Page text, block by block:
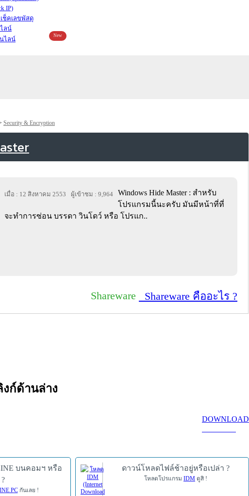
IP)
เช็คเลขพัสดุ
ลน์
ไลน์
New
Security & Encryption
เมื่อ : 12 สิงหาคม 2553 ผู้เข้าชม : 9,964
Windows Hide Master : สำหรับ
โปรแกรมนี้นะครับ มันมีหน้าที่ที่
จะทำการซ่อน บรรดา วินโดว์ หรือ โปรแก..
Shareware Shareware คืออะไร ?
ก์ด้านล่าง
DOWNLOAD
บนคอมฯ หรือ
PCกันเลย !
ดาวน์โหลดไฟล์ช้าอยู่หรือเปล่า ?
โหลดโปรแกรม IDM ดูสิ !